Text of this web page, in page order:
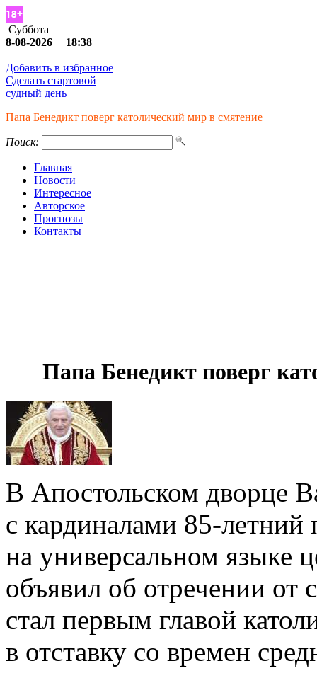
Суббота
8-08-2026 | 18:38
Добавить в избранное
Сделать стартовой
судный день
Папа Бенедикт поверг католический мир в смятение
Поиск:
Главная
Новости
Интересное
Авторское
Прогнозы
Контакты
Папа Бенедикт поверг
В Апостольском дворце
с кардиналами 85-
на универсальном языке
объявил об отречении от
стал первым главой
в отставку со времен